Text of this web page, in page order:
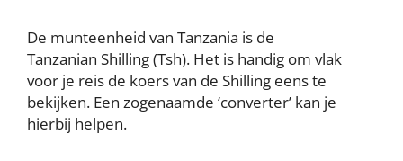
De munteenheid van Tanzania is de
Tanzanian Shilling (Tsh). Het is handig om vlak
voor je reis de koers van de Shilling eens te
bekijken. Een zogenaamde ‘converter’ kan je
hierbij helpen.